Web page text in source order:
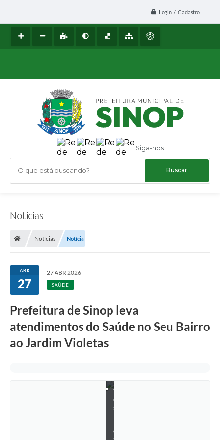
Login / Cadastro
Siga-nos
O que está buscando?
Notícias
Notícias Notícia
ABR
27
27 ABR 2026
SAÚDE
Prefeitura de Sinop leva
atendimentos do Saúde no Seu Bairro
ao Jardim Violetas
W
e
s
e
y